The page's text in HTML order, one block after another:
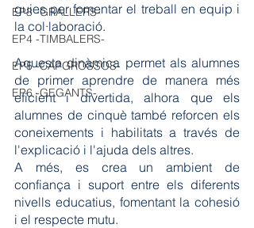
EP3 -GRALLERS-
EP4 -TIMBALERS-
EP5 -CAPGROSSOS-
EP6 -GEGANTS-
guies per fomentar el treball en equip i
la col·laboració.
Aquesta dinàmica permet als alumnes
de primer aprendre de manera més
eficient i divertida, alhora que els
alumnes de cinquè també reforcen els
coneixements i habilitats a través de
l'explicació i l'ajuda dels altres.
A més, es crea un ambient de
confiança i suport entre els diferents
nivells educatius, fomentant la cohesió
i el respecte mutu.